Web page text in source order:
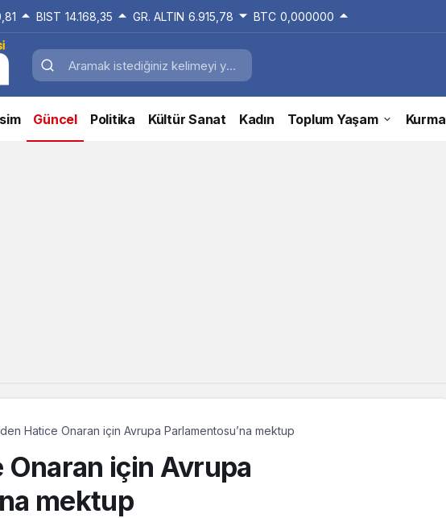
BIST 14.168,35 GR. ALTIN 6.915,78 BTC 0,000000
Güncel Politika Kültür Sanat Kadın Toplum Yaşam
Hatice Onaran için Avrupa Parlamentosu’na mektup
Onaran için Avrupa
mektup